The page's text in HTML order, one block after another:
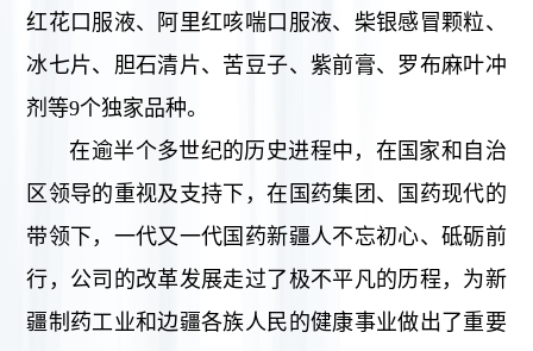
红花口服液、阿里红咳喘口服液、柴银感冒颗粒、
冰七片、胆石清片、苦豆子、紫前膏、罗布麻叶冲
剂等9个独家品种。
在逾半个多世纪的历史进程中，在国家和自治
区领导的重视及支持下，在国药集团、国药现代的
带领下，一代又一代国药新疆人不忘初心、砥砺前
行，公司的改革发展走过了极不平凡的历程，为新
疆制药工业和边疆各族人民的健康事业做出了重要